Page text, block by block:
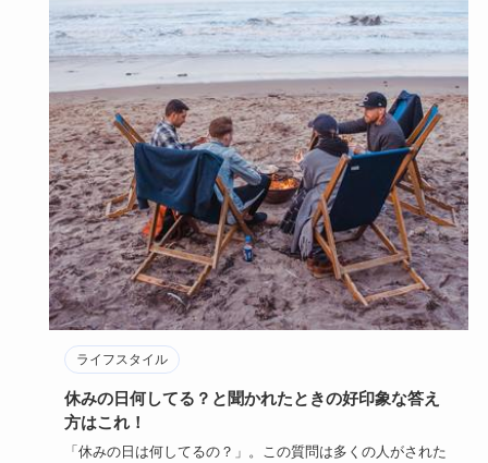
ライフスタイル
休みの日何してる？と聞かれたときの好印象な答え
方はこれ！
「休みの日は何してるの？」。この質問は多くの人がされた